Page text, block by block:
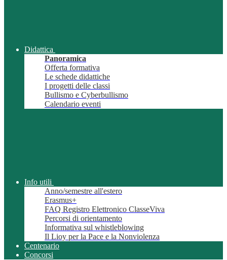
Didattica
Panoramica
Offerta formativa
Le schede didattiche
I progetti delle classi
Bullismo e Cyberbullismo
Calendario eventi
Info utili
Anno/semestre all'estero
Erasmus+
FAQ Registro Elettronico ClasseViva
Percorsi di orientamento
Informativa sul whistleblowing
Il Lioy per la Pace e la Nonviolenza
Centenario
Concorsi